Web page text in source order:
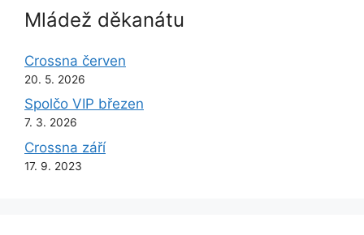
Mládež děkanátu
Crossna červen
20. 5. 2026
Spolčo VIP březen
7. 3. 2026
Crossna září
17. 9. 2023